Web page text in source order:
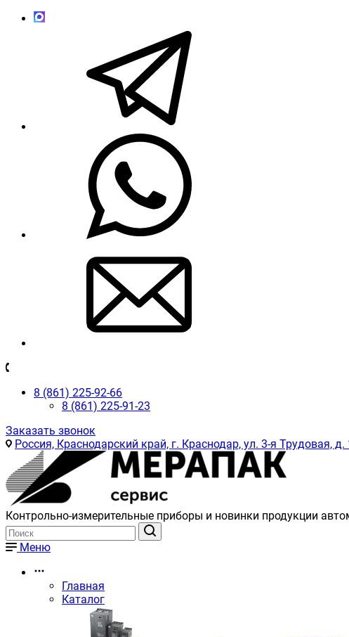
8 (861) 225-92-66
8 (861) 225-91-23
Заказать звонок
Россия, Краснодарский край, г. Краснодар, ул. 3-я Трудовая, д.
Контрольно-измерительные приборы и новинки продукции
Меню
Главная
Каталог